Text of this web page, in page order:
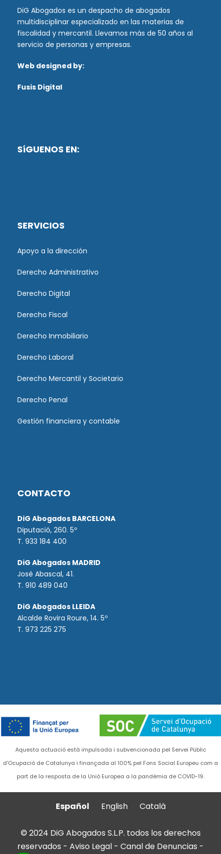
DiG Abogados es un despacho de abogados
multidisciplinar especializado en las materias de
fiscalidad y mercantil. Llevamos más de 50 años al
servicio de personas y empresas.
Web designed by:
Fusis Digital
SíGUENOS EN:
SERVICIOS
Apoyo a la dirección
Derecho Administrativo
Derecho Digital
Derecho Fiscal
Derecho Inmobiliario
Derecho Laboral
Derecho Mercantil y Societario
Derecho Penal
Gestión financiera y contable
CONTACTO
DiG Abogados BARCELONA
Diputació, 260. 5º
T. 933 184 400
DiG Abogados MADRID
José Abascal, 41.
T. 910 489 040
DiG Abogados LLEIDA
Alcalde Rovira Roure, 14. 5º
T. 973 225 275
Aquesta actuació està impulsada i subvencionada pel Servei Públic
d'Ocupació de Catalunya i finançada al 100% pel Fons Social Europeu com a
part de la resposta de la Unió Europea a la pandèmia de COVID-19.
Español English Català
© 2024 DiG Abogados S.L.P. todos los derechos
reservados - Aviso Legal - Canal de Denuncias -